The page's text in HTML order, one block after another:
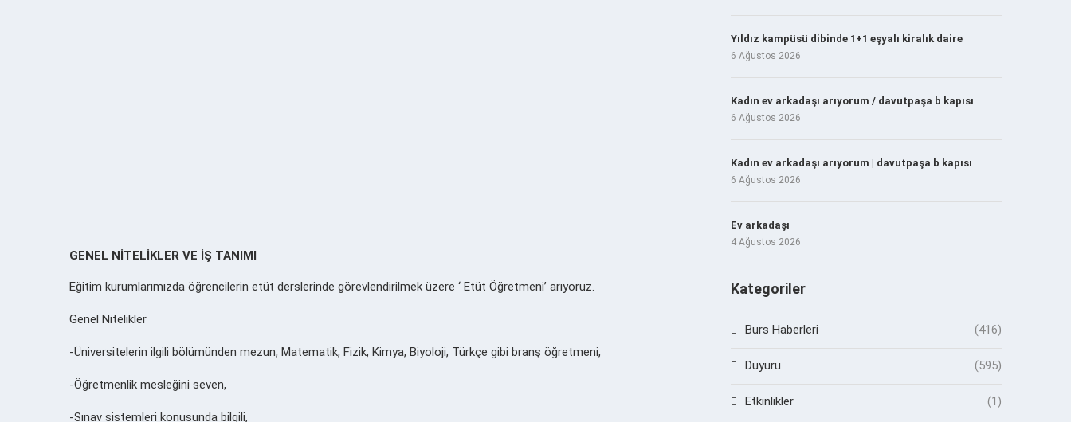
GENEL NİTELİKLER VE İŞ TANIMI
Eğitim kurumlarımızda öğrencilerin etüt derslerinde görevlendirilmek üzere ‘ Etüt Öğretmeni’ arıyoruz.
Genel Nitelikler
-Üniversitelerin ilgili bölümünden mezun, Matematik, Fizik, Kimya, Biyoloji, Türkçe gibi branş öğretmeni,
-Öğretmenlik mesleğini seven,
-Sınav sistemleri konusunda bilgili,
Yıldız kampüsü dibinde 1+1 eşyalı kiralık daire
6 Ağustos 2026
Kadın ev arkadaşı arıyorum / davutpaşa b kapısı
6 Ağustos 2026
Kadın ev arkadaşı arıyorum | davutpaşa b kapısı
6 Ağustos 2026
Ev arkadaşı
4 Ağustos 2026
Kategoriler
Burs Haberleri (416)
Duyuru (595)
Etkinlikler (1)